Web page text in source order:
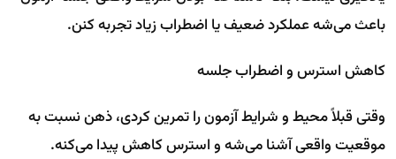
باعث می‌شه عملکرد ضعیف یا اضطراب زیاد تجربه کنن.
کاهش استرس و اضطراب جلسه
وقتی قبلاً محیط و شرایط آزمون را تمرین کردی، ذهن نسبت به
موقعیت واقعی آشنا می‌شه و استرس کاهش پیدا می‌کنه.